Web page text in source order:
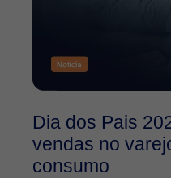
Dia dos Pais
vendas no
consumo